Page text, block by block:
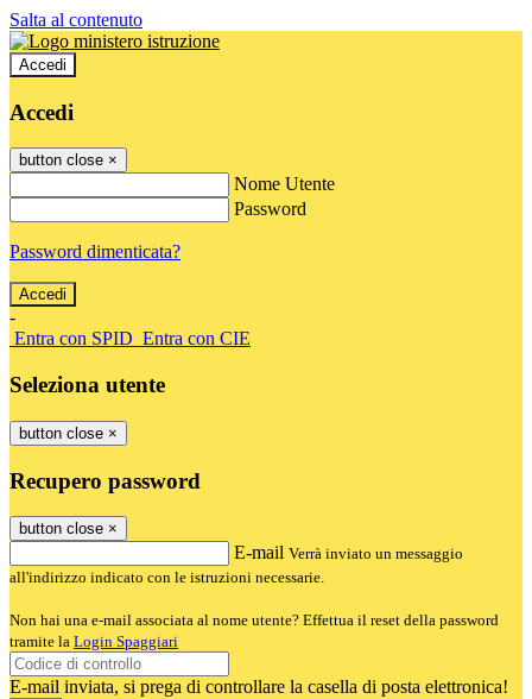
Salta al contenuto
Accedi
Accedi
button close ×
Nome Utente
Password
Password dimenticata?
-
Entra con SPID Entra con CIE
Seleziona utente
button close ×
Recupero password
button close ×
E-mail Verrà inviato un messaggio
all'indirizzo indicato con le istruzioni necessarie.
Non hai una e-mail associata al nome utente? Effettua il reset della password
tramite la Login Spaggiari
E-mail inviata, si prega di controllare la casella di posta elettronica!